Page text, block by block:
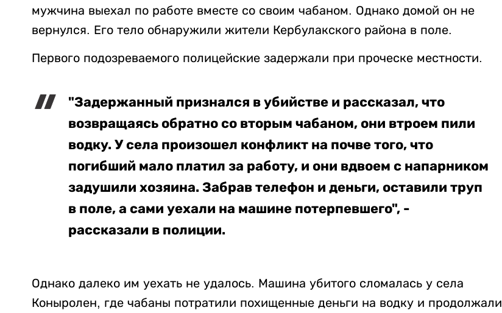
мужчина выехал по работе вместе со своим чабаном. Однако домой он не
вернулся. Его тело обнаружили жители Кербулакского района в поле.
Первого подозреваемого полицейские задержали при проческе местности.
"Задержанный признался в убийстве и рассказал, что
возвращаясь обратно со вторым чабаном, они втроем пили
водку. У села произошел конфликт на почве того, что
погибший мало платил за работу, и они вдвоем с напарником
задушили хозяина. Забрав телефон и деньги, оставили труп
в поле, а сами уехали на машине потерпевшего", -
рассказали в полиции.
Однако далеко им уехать не удалось. Машина убитого сломалась у села
Коныролен, где чабаны потратили похищенные деньги на водку и продолжали